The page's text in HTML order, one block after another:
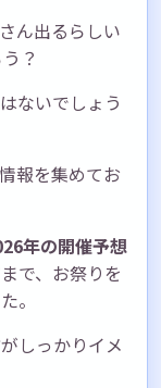
ん出るらしい
？
ないでしょう
報を集めてお
年の開催予想
まで、お祭りを
。
しっかりイメ